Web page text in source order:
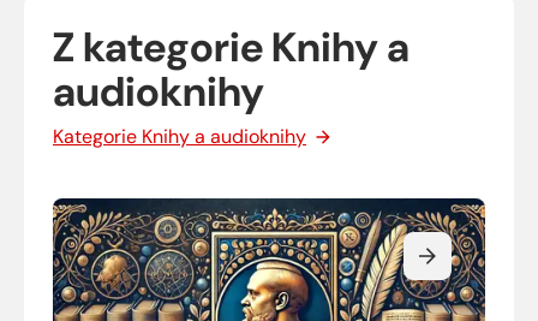
Z kategorie Knihy a
audioknihy
Kategorie Knihy a audioknihy